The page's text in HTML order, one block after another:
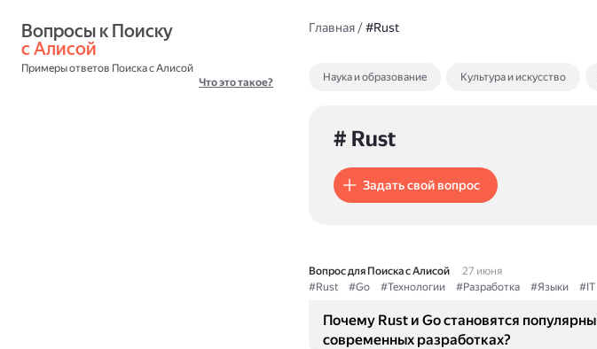
с Алисой
Примеры ответов Поиска с Алисой
Что это такое?
Главная/#Rust
Наука и образование Культура и искусство
# Rust
Задать свой вопрос
Вопрос для Поиска с Алисой
27 июня
#Rust
#Go #Технологии #Разработка #Языки #IT
Почему Rust и Go становятся
современных разработках?